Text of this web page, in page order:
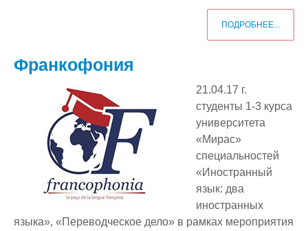
ПОДРОБНЕЕ...
Франкофония
21.04.17 г.
студенты 1-3 курса
университета
«Мирас»
специальностей
«Иностранный
язык: два
иностранных
языка», «Переводческое дело» в рамках мероприятия